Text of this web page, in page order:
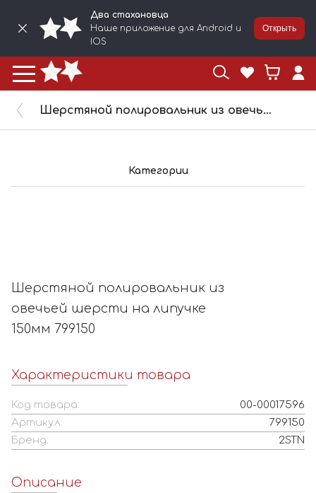
Два стахановца
Наше приложение для Android и
IOS
Открыть
Шерстяной полировальник из овечьей шерсти на липучке 150мм 799150
Категории
Шерстяной полировальник из
овечьей шерсти на липучке
150мм 799150
Характеристики товара
Код товара:
00-00017596
Артикул:
799150
Бренд:
2STN
Описание